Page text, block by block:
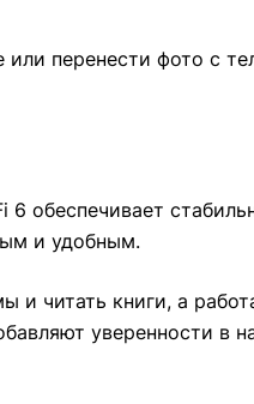
или перенести фото с
6 обеспечивает
и удобным.
и читать книги, а
уверенности в